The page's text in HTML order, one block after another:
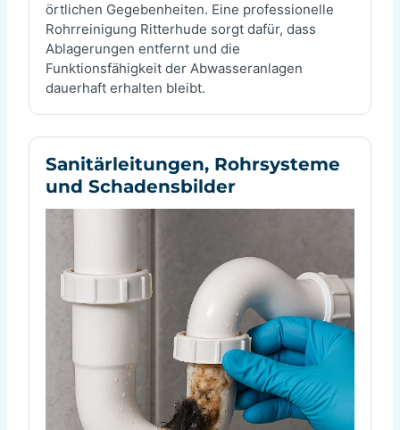
örtlichen Gegebenheiten. Eine professionelle
Rohrreinigung Ritterhude sorgt dafür, dass
Ablagerungen entfernt und die
Funktionsfähigkeit der Abwasseranlagen
dauerhaft erhalten bleibt.
Sanitärleitungen, Rohrsysteme
und Schadensbilder